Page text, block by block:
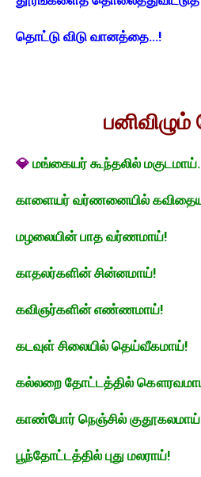
தொட்டு விடு வானத்தை…!
💎 மங்கையர் கூந்தலில்
காளையர் வர்ணனையில்
மழலையின் பாத வர்ணமாய்!
காதலர்களின் சின்னமாய்!
கவிஞர்களின் எண்ணமாய்!
கடவுள் சிலையில் தெய்வீகமாய்!
கல்லறை தோட்டத்தில்
காண்போர் நெஞ்சில்
பூந்தோட்டத்தில் புது மலராய்!